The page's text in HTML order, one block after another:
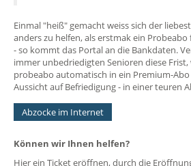
Einmal "heiß" gemacht weiss sich der
anders zu helfen, als erstmak ein
- so kommt das Portal an die Bankdaten.
immer unbedriedigten Senioren diese
probeabo automatisch in ein Premium-
Aussicht auf Befriedigung - in einer teuren
Abzocke im Internet
Können wir Ihnen helfen?
Hier ein Ticket eröffnen, durch die